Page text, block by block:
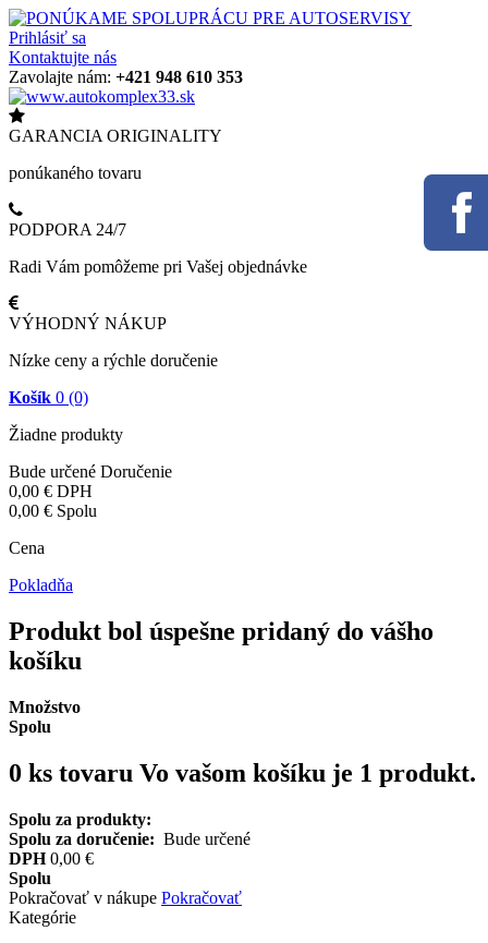
Prihlásiť sa
Kontaktujte nás
Zavolajte nám: +421 948 610 353
GARANCIA ORIGINALITY
ponúkaného tovaru
PODPORA 24/7
Radi Vám pomôžeme pri Vašej objednávke
VÝHODNÝ NÁKUP
Nízke ceny a rýchle doručenie
Košík 0 (0)
Žiadne produkty
Bude určené Doručenie
0,00 € DPH
0,00 € Spolu
Cena
Pokladňa
Produkt bol úspešne pridaný do vášho
košíku
Množstvo
Spolu
0 ks tovaru Vo vašom košíku je 1 produkt.
Spolu za produkty:
Spolu za doručenie: Bude určené
DPH 0,00 €
Spolu
Pokračovať v nákupe Pokračovať
Kategórie